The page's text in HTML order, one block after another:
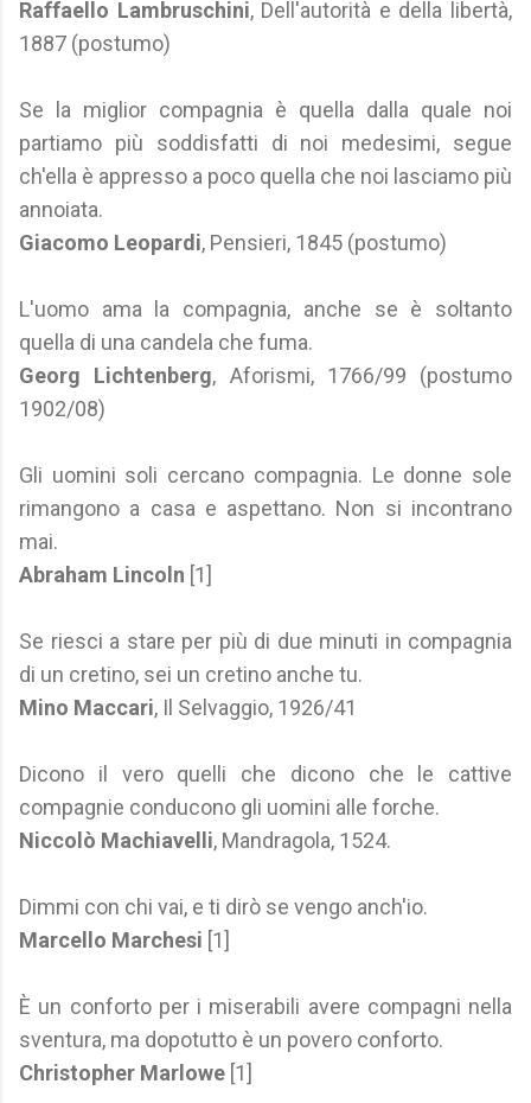
Raffaello Lambruschini, Dell'autorità e della libertà,
1887 (postumo)
Se la miglior compagnia è quella dalla quale noi
partiamo più soddisfatti di noi medesimi, segue
ch'ella è appresso a poco quella che noi lasciamo più
annoiata.
Giacomo Leopardi, Pensieri, 1845 (postumo)
L'uomo ama la compagnia, anche se è soltanto
quella di una candela che fuma.
Georg Lichtenberg, Aforismi, 1766/99 (postumo
1902/08)
Gli uomini soli cercano compagnia. Le donne sole
rimangono a casa e aspettano. Non si incontrano
mai.
Abraham Lincoln [1]
Se riesci a stare per più di due minuti in compagnia
di un cretino, sei un cretino anche tu.
Mino Maccari, Il Selvaggio, 1926/41
Dicono il vero quelli che dicono che le cattive
compagnie conducono gli uomini alle forche.
Niccolò Machiavelli, Mandragola, 1524.
Dimmi con chi vai, e ti dirò se vengo anch'io.
Marcello Marchesi [1]
È un conforto per i miserabili avere compagni nella
sventura, ma dopotutto è un povero conforto.
Christopher Marlowe [1]